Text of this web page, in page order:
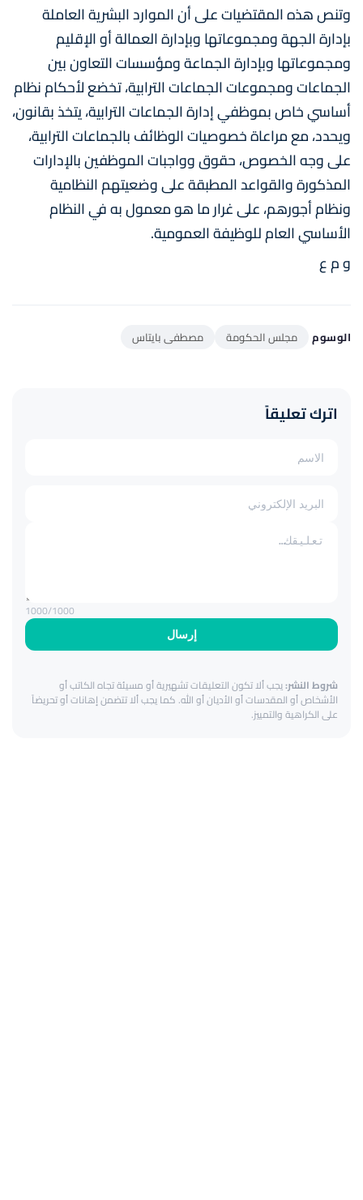
وتنص هذه المقتضيات على أن الموارد البشرية العاملة
بإدارة الجهة ومجموعاتها وبإدارة العمالة أو الإقليم
ومجموعاتها وبإدارة الجماعة ومؤسسات التعاون بين
الجماعات ومجموعات الجماعات الترابية، تخضع لأحكام نظام
أساسي خاص بموظفي إدارة الجماعات الترابية، يتخذ بقانون،
ويحدد، مع مراعاة خصوصيات الوظائف بالجماعات الترابية،
على وجه الخصوص، حقوق وواجبات الموظفين بالإدارات
المذكورة والقواعد المطبقة على وضعيتهم النظامية
ونظام أجورهم، على غرار ما هو معمول به في النظام
الأساسي العام للوظيفة العمومية.
و م ع
الوسوم مجلس الحكومة مصطفى بايتاس
اترك تعليقاً
إرسال
1000/1000
شروط النشر:يجب ألا تكون التعليقات تشهيرية أو مسيئة تجاه الكاتب أو
الأشخاص أو المقدسات أو الأديان أو الله. كما يجب ألا تتضمن إهانات أو تحريضاً
على الكراهية والتمييز.